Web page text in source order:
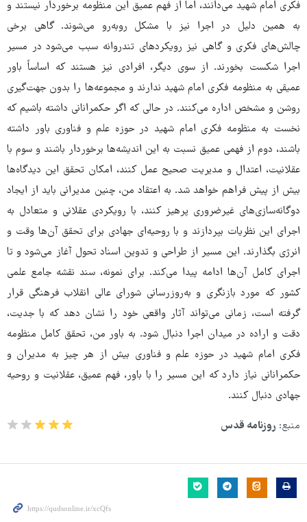
فکری امام شهید می‌دانند، اما از فهم عمیق این منظومه برخوردار نیستند و
به همین دلیل در اجرا نیز با مشکل روبه‌رو می‌شوند. گاهی برخی
چالش‌های فکری و گاهی نیز رویکردهای تندروانه سبب می‌شود در مسیر
اجرا شکست بخورند. از سوی دیگر، افرادی نیز هستند که اساساً باور
عمیقی به منظومه فکری امام شهید ندارند و مجموعه‌ها را بدون جهت‌گیری
روشن و مشخص اداره می‌کنند. در حالی که اگر حکمرانانی داشته باشیم که
نخست به منظومه فکری امام شهید در حوزه علم و فناوری باور داشته
باشند، دوم از فهمی عمیق نسبت به این اندیشه‌ها برخوردار باشند و سوم با
عقلانیت، اعتدال و مدیریت صحیح عمل کنند، امکان تحقق این دیدگاه‌ها
بیش از پیش فراهم خواهد شد. به اعتقاد من، چنین مدیرانی باید از ایجاد
دوگانه‌سازی‌های غیرضروری پرهیز کنند، با رویکردی عقلانی و متعادل به
اجرای این نظریات بپردازند و با روحیه‌ای جهادی برای تحقق آن‌ها وقت و
انرژی بگذارند. این مسیر از طراحی و تدوین اسناد تحول آغاز می‌شود و تا
اجرای کامل آن‌ها ادامه پیدا می‌کند. برای نمونه، سند نقشه جامع علمی
کشور که مورد بازنگری و به‌روزرسانی شورای عالی انقلاب فرهنگی قرار
گرفته است، زمانی می‌تواند آثار واقعی خود را نشان دهد که با جدیت،
دقت و اراده در میدان اجرا دنبال شود. به باور من، تحقق کامل منظومه
فکری امام شهید در حوزه علم و فناوری بیش از هر چیز به مدیران و
حکمرانانی نیاز دارد که این مسیر را با باور، فهم عمیق، عقلانیت و روحیه
جهادی دنبال کنند.
منبع: روزنامه قدس